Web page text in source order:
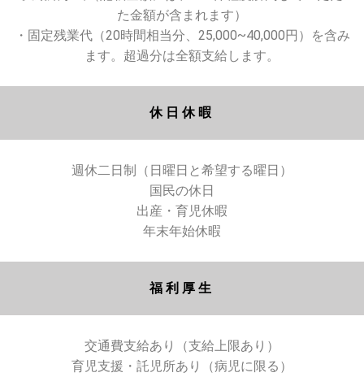
た金額が含まれます）
・固定残業代（20時間相当分、25,000~40,000円）を含み
ます。超過分は全額支給します。
休日休暇
週休二日制（日曜日と希望する曜日）
国民の休日
出産・育児休暇
年末年始休暇
福利厚生
交通費支給あり（支給上限あり）
育児支援・託児所あり（病児に限る）